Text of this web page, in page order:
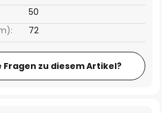
50
72
Fragen zu diesem Artikel?